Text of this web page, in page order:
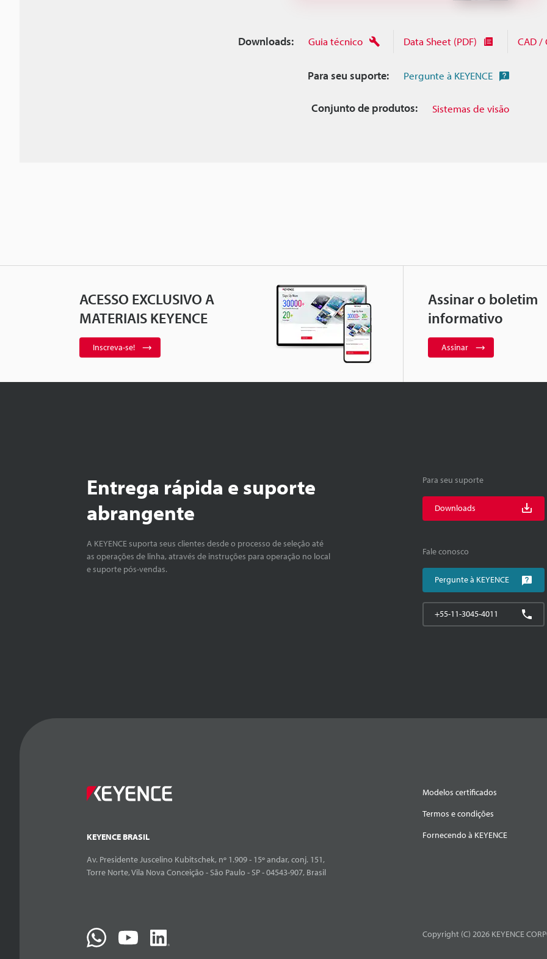
Downloads: Guia técnico Data Sheet (PDF) CAD /
Para seu suporte: Pergunte à KEYENCE
Conjunto de produtos: Sistemas de visão
ACESSO EXCLUSIVO A
MATERIAIS KEYENCE
Inscreva-se!
Assinar o boletim
informativo
Assinar
Entrega rápida e suporte
abrangente
A KEYENCE suporta seus clientes desde o processo de seleção até
as operações de linha, através de instruções para operação no local
e suporte pós-vendas.
Para seu suporte
Downloads
Fale conosco
Pergunte à KEYENCE
+55-11-3045-4011
KEYENCE BRASIL
Av. Presidente Juscelino Kubitschek, nº 1.909 - 15º andar, conj. 151,
Torre Norte, Vila Nova Conceição - São Paulo - SP - 04543-907, Brasil
Modelos certificados
Termos e condições
Fornecendo à KEYENCE
Copyright (C) 2026 KEYENCE